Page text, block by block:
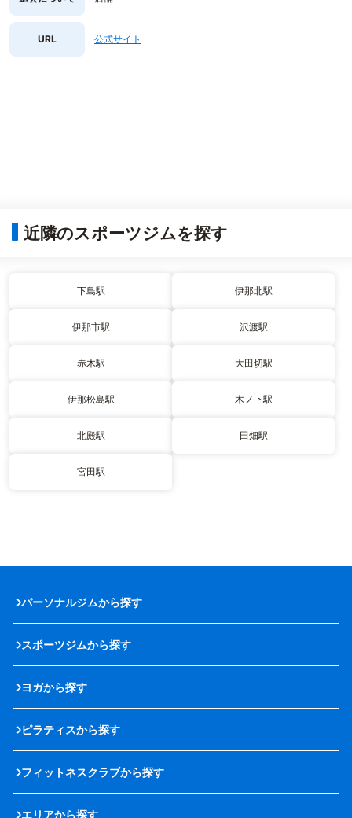
URL 公式サイト
近隣のスポーツジムを探す
下島駅 伊那北駅
伊那市駅 沢渡駅
赤木駅 大田切駅
伊那松島駅 木ノ下駅
北殿駅 田畑駅
宮田駅
パーソナルジムから探す
スポーツジムから探す
ヨガから探す
ピラティスから探す
フィットネスクラブから探す
エリアから探す